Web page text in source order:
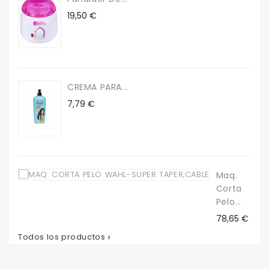
Precio
19,50 €
CREMA PARA...
Precio
7,79 €
Maq.
Corta
Pelo...
Precio
78,65 €
Todos los productos 